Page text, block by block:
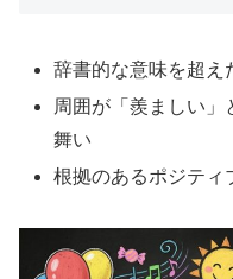
辞書的な意味を超え
周囲が「羨ましい」
舞い
根拠のあるポジティ